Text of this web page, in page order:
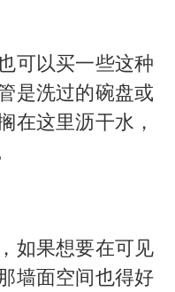
可以买一些这种
是洗过的碗盘或
在这里沥干水，
如果想要在可见
墙面空间也得好